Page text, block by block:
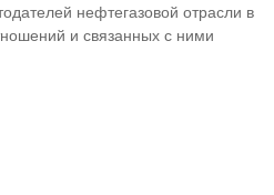
нефтегазовой отрасли в
и связанных с ними